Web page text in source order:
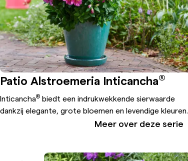
Patio Alstroemeria Inticancha®
Inticancha® biedt een indrukwekkende sierwaarde
dankzij elegante, grote bloemen en levendige kleuren.
Meer over deze serie